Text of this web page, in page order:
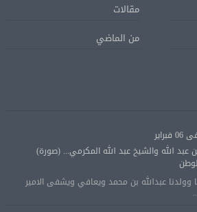
مقالات
من الماضي
فبراير
الله والشيخ عبد الله المكرمي... (صورة)
وولدنا عبدالله بن محمد ويعافي ويشفى الامير